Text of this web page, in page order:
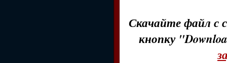
Скачайте файл с
кнопку